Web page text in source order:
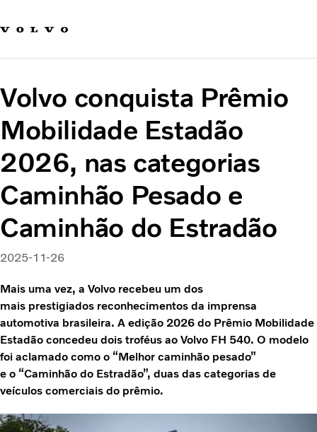
Carreira
Quem Somos
Sustentabilidade e Segurança
Volvo conquista Prêmio
Mobilidade Estadão
2026, nas categorias
Caminhão Pesado e
Caminhão do Estradão
2025-11-26
Mais uma vez, a Volvo recebeu um dos
mais prestigiados reconhecimentos da imprensa
automotiva brasileira. A edição 2026 do Prêmio Mobilidade
Estadão concedeu dois troféus ao Volvo FH 540. O modelo
foi aclamado como o “Melhor caminhão pesado”
e o “Caminhão do Estradão”, duas das categorias de
veículos comerciais do prêmio.